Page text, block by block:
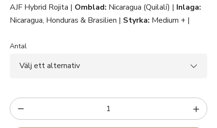
AJF Hybrid Rojita | Omblad: Nicaragua (Quilalí) | Inlaga:
Nicaragua, Honduras & Brasilien | Styrka: Medium + |
Antal